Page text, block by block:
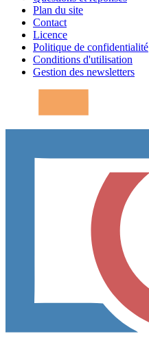
Plan du site
Contact
Licence
Politique de confidentialité
Conditions d'utilisation
Gestion des newsletters